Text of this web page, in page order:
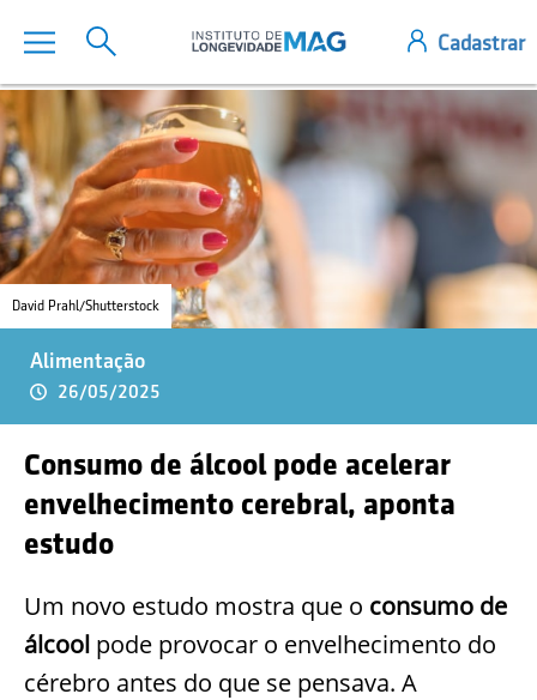
David Prahl/Shutterstock
Alimentação
26/05/2025
Consumo de álcool pode acelerar
envelhecimento cerebral, aponta
estudo
Um novo estudo mostra que o consumo de
álcool pode provocar o envelhecimento do
cérebro antes do que se pensava. A